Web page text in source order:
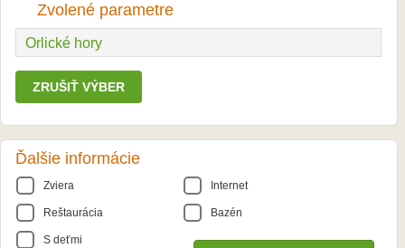
Zvolené parametre
Orlické hory
ZRUŠIŤ VÝBER
Ďalšie informácie
Zviera Internet
Reštaurácia Bazén
S deťmi